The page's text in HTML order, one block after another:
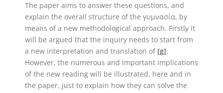
The paper aims to answer these questions, and
explain the overall structure of the γυμνασία, by
means of a new methodological approach. Firstly it
will be argued that the inquiry needs to start from
a new interpretation and translation of [g].
However, the numerous and important implications
of the new reading will be illustrated, here and in
the paper, just to explain how they can solve the